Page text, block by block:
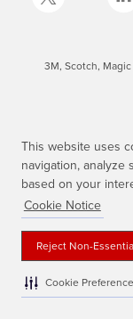
This website uses
navigation, analyze
based on your
Cookie Notice
Reject Non-
Cookie
3M, Scotch,